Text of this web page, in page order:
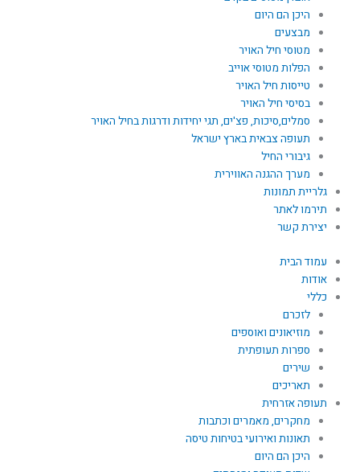
היכן הם היום
מבצעים
מטוסי חיל האויר
הפלות מטוסי אוייב
טייסות חיל האויר
בסיסי חיל האויר
סמלים,סיכות, פצ'ים, תגי יחידות ודרגות בחיל האויר
תעופה צבאית בארץ ישראל
גיבורי החיל
מערך ההגנה האווירית
גלריית תמונות
תירמו לאתר
יצירת קשר
עמוד הבית
אודות
כללי
לזכרם
מוזיאונים ואוספים
ספרות תעופתית
שירים
תאריכים
תעופה אזרחית
מחקרים, מאמרים וכתבות
תאונות ואירועי בטיחות טיסה
היכן הם היום